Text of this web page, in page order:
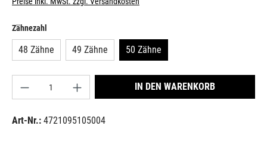
Zähnezahl
48 Zähne 49 Zähne 50 Zähne
Produkt Anzahl: Gib den gewünschten Wert
IN DEN WARENKORB
Art-Nr.: 4721095105004